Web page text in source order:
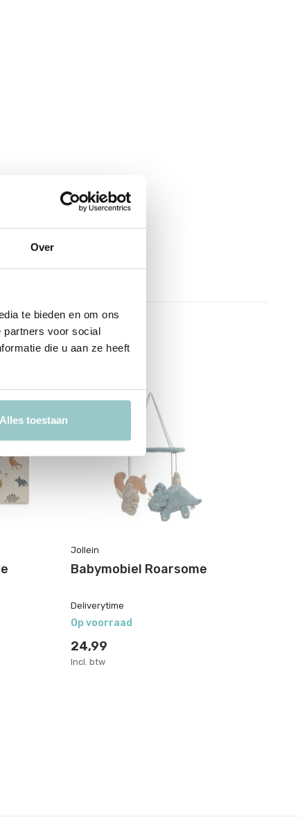
Over
te bieden en om ons
partners voor social
die u aan ze heeft
Alles toestaan
Jollein
Babymobiel Roarsome
Deliverytime
Op voorraad
24,99
Incl. btw